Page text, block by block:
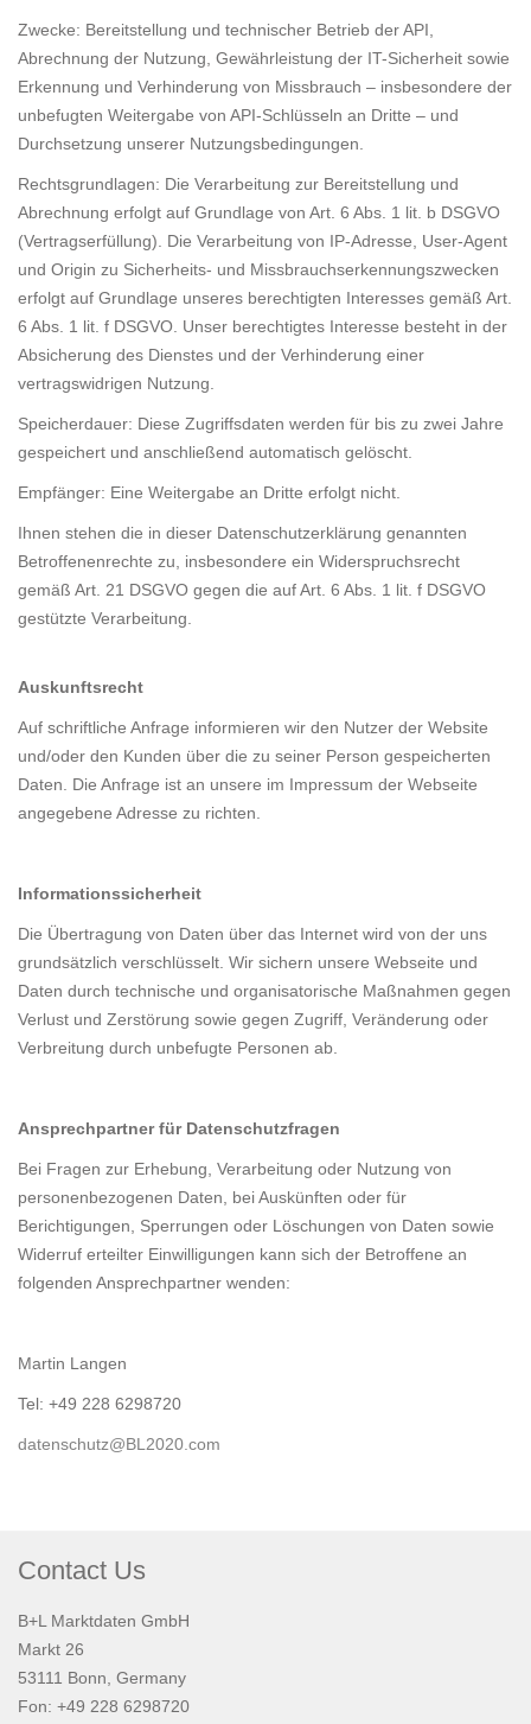
Zwecke: Bereitstellung und technischer Betrieb der API,
Abrechnung der Nutzung, Gewährleistung der IT-Sicherheit sowie
Erkennung und Verhinderung von Missbrauch – insbesondere der
unbefugten Weitergabe von API-Schlüsseln an Dritte – und
Durchsetzung unserer Nutzungsbedingungen.
Rechtsgrundlagen: Die Verarbeitung zur Bereitstellung und
Abrechnung erfolgt auf Grundlage von Art. 6 Abs. 1 lit. b DSGVO
(Vertragserfüllung). Die Verarbeitung von IP-Adresse, User-Agent
und Origin zu Sicherheits- und Missbrauchserkennungszwecken
erfolgt auf Grundlage unseres berechtigten Interesses gemäß Art.
6 Abs. 1 lit. f DSGVO. Unser berechtigtes Interesse besteht in der
Absicherung des Dienstes und der Verhinderung einer
vertragswidrigen Nutzung.
Speicherdauer: Diese Zugriffsdaten werden für bis zu zwei Jahre
gespeichert und anschließend automatisch gelöscht.
Empfänger: Eine Weitergabe an Dritte erfolgt nicht.
Ihnen stehen die in dieser Datenschutzerklärung genannten
Betroffenenrechte zu, insbesondere ein Widerspruchsrecht
gemäß Art. 21 DSGVO gegen die auf Art. 6 Abs. 1 lit. f DSGVO
gestützte Verarbeitung.
Auskunftsrecht
Auf schriftliche Anfrage informieren wir den Nutzer der Website
und/oder den Kunden über die zu seiner Person gespeicherten
Daten. Die Anfrage ist an unsere im Impressum der Webseite
angegebene Adresse zu richten.
Informationssicherheit
Die Übertragung von Daten über das Internet wird von der uns
grundsätzlich verschlüsselt. Wir sichern unsere Webseite und
Daten durch technische und organisatorische Maßnahmen gegen
Verlust und Zerstörung sowie gegen Zugriff, Veränderung oder
Verbreitung durch unbefugte Personen ab.
Ansprechpartner für Datenschutzfragen
Bei Fragen zur Erhebung, Verarbeitung oder Nutzung von
personenbezogenen Daten, bei Auskünften oder für
Berichtigungen, Sperrungen oder Löschungen von Daten sowie
Widerruf erteilter Einwilligungen kann sich der Betroffene an
folgenden Ansprechpartner wenden:
Martin Langen
Tel: +49 228 6298720
datenschutz@BL2020.com
Contact Us
B+L Marktdaten GmbH
Markt 26
53111 Bonn, Germany
Fon: +49 228 6298720